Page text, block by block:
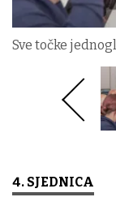
Sve točke
4. SJEDNICA